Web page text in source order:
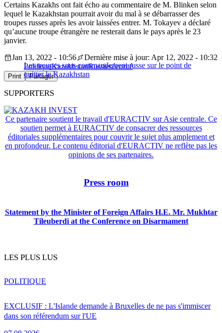
Certains Kazakhs ont fait écho au commentaire de M. Blinken selon
lequel le Kazakhstan pourrait avoir du mal à se débarrasser des
troupes russes après les avoir laissées entrer. M. Tokayev a déclaré
qu’aucune troupe étrangère ne resterait dans le pays après le 23
janvier.
Les troupes sous commandement russe sur le point de
quitter le Kazakhstan
Jan 13, 2022 - 10:56
Dernière mise à jour: Apr 12, 2022 - 10:32
PolitiqueKazakhstanRussiesécurité
Print Partager
SUPPORTERS
Ce partenaire soutient le travail d'EURACTIV sur Asie centrale. Ce
soutien permet à EURACTIV de consacrer des ressources
éditoriales supplémentaires pour couvrir le sujet plus amplement et
en profondeur. Le contenu éditorial d'EURACTIV ne reflète pas les
opinions de ses partenaires.
Press room
Statement by the Minister of Foreign Affairs H.E. Mr. Mukhtar
Tileuberdi at the Conference on Disarmament
LES PLUS LUS
EXCLUSIF : L'Islande demande à Bruxelles de ne pas s'immiscer
dans son référendum sur l'UE
POLITIQUE